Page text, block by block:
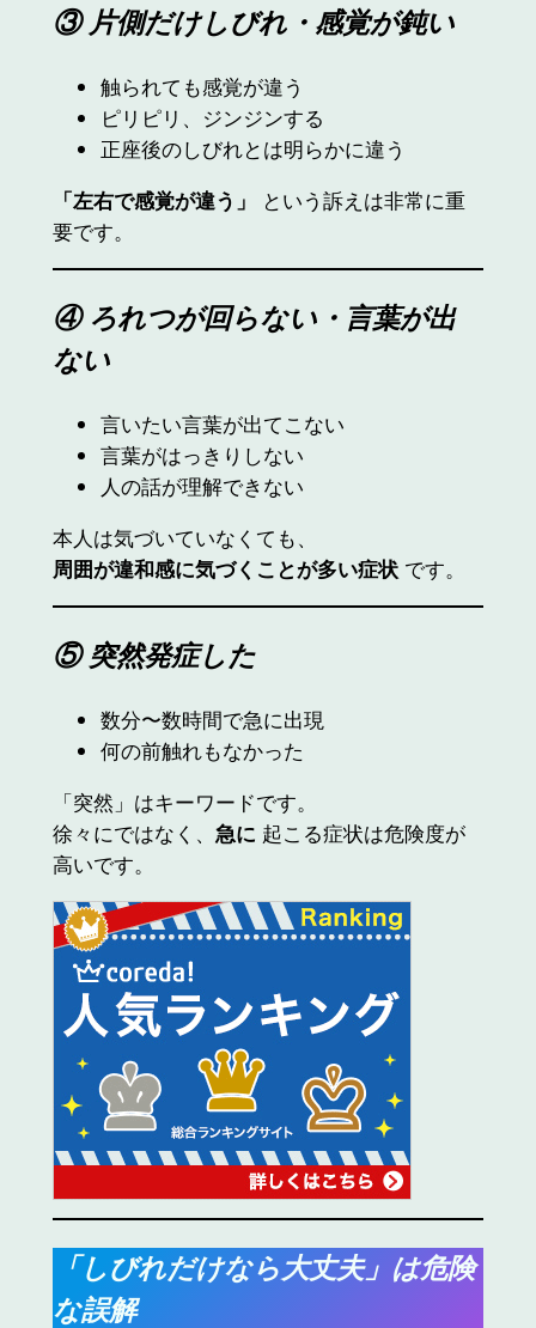
③ 片側だけしびれ・感覚が鈍い
触られても感覚が違う
ピリピリ、ジンジンする
正座後のしびれとは明らかに違う
「左右で感覚が違う」
という訴えは非常に重
要です。
④ ろれつが回らない・言葉が出
ない
言いたい言葉が出てこない
言葉がはっきりしない
人の話が理解できない
本人は気づいていなくても、
周囲が違和感に気づくことが多い症状です。
⑤ 突然発症した
数分〜数時間で急に出現
何の前触れもなかった
「突然」はキーワードです。
徐々にではなく、 急に 起こる症状は危険度が
高いです。
「しびれだけなら大丈夫」は危険
な誤解